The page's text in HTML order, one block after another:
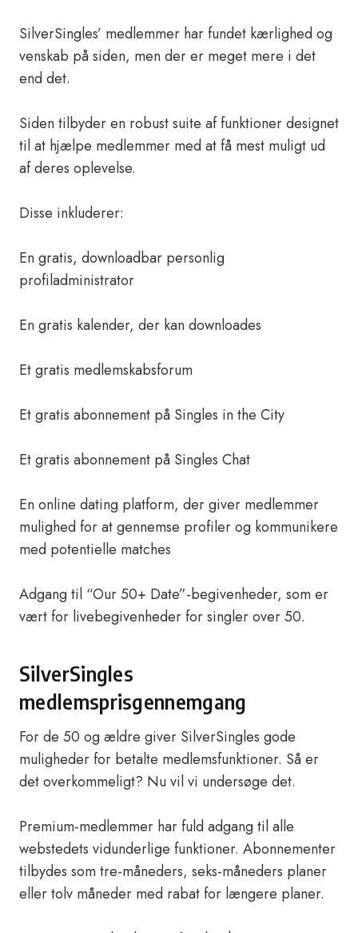
SilverSingles’ medlemmer har fundet kærlighed og
venskab på siden, men der er meget mere i det
end det.
Siden tilbyder en robust suite af funktioner designet
til at hjælpe medlemmer med at få mest muligt ud
af deres oplevelse.
Disse inkluderer:
En gratis, downloadbar personlig
profiladministrator
En gratis kalender, der kan downloades
Et gratis medlemskabsforum
Et gratis abonnement på Singles in the City
Et gratis abonnement på Singles Chat
En online dating platform, der giver medlemmer
mulighed for at gennemse profiler og kommunikere
med potentielle matches
Adgang til “Our 50+ Date”-begivenheder, som er
vært for livebegivenheder for singler over 50.
SilverSingles
medlemsprisgennemgang
For de 50 og ældre giver SilverSingles gode
muligheder for betalte medlemsfunktioner. Så er
det overkommeligt? Nu vil vi undersøge det.
Premium-medlemmer har fuld adgang til alle
webstedets vidunderlige funktioner. Abonnementer
tilbydes som tre-måneders, seks-måneders planer
eller tolv måneder med rabat for længere planer.